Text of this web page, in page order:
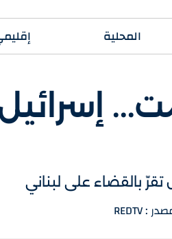
المحلية
بالقضاء على لبناني